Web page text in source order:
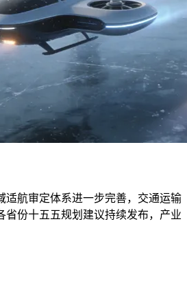
适航审定体系进一步完善，交通运输
省份十五五规划建议持续发布，产业